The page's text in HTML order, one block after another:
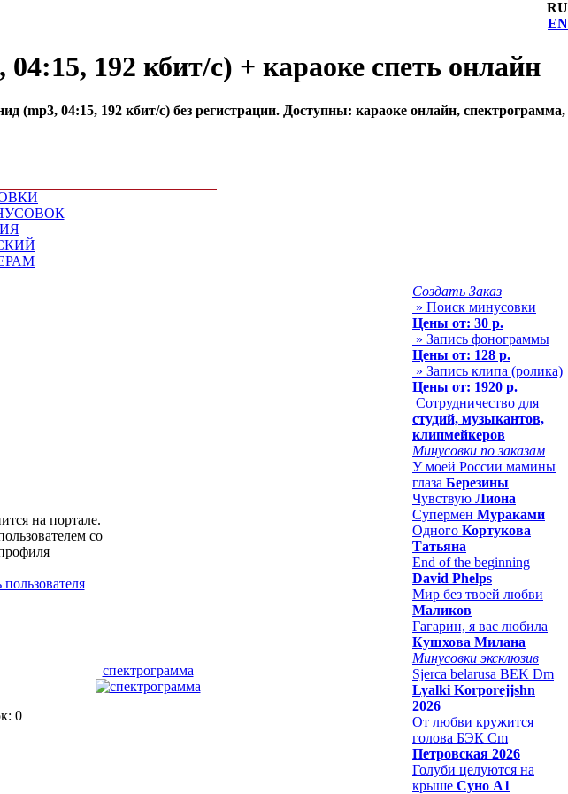
RU
EN
192 кбит/с) + караоке спеть онлайн
(mp3, 04:15, 192 кбит/с) без регистрации. Доступны: караоке онлайн, спектрограмма,
на портале.
со
спектрограмма
0
Создать Заказ
» Поиск минусовки
Цены от: 30 р.
» Запись фонограммы
Цены от: 128 р.
» Запись клипа (ролика)
Цены от: 1920 р.
Сотрудничество для
студий, музыкантов,
клипмейкеров
Минусовки по заказам
У моей России мамины
глаза Березины
Чувствую Лиона
Супермен Мураками
Одного Кортукова
Татьяна
End of the beginning
David Phelps
Мир без твоей любви
Маликов
Гагарин, я вас любила
Кушхова Милана
Минусовки эксклюзив
Sjerca belarusa BEK Dm
Lyalki Korporejjshn
2026
От любви кружится
голова БЭК Cm
Петровская 2026
Голуби целуются на
крыше Суно А1